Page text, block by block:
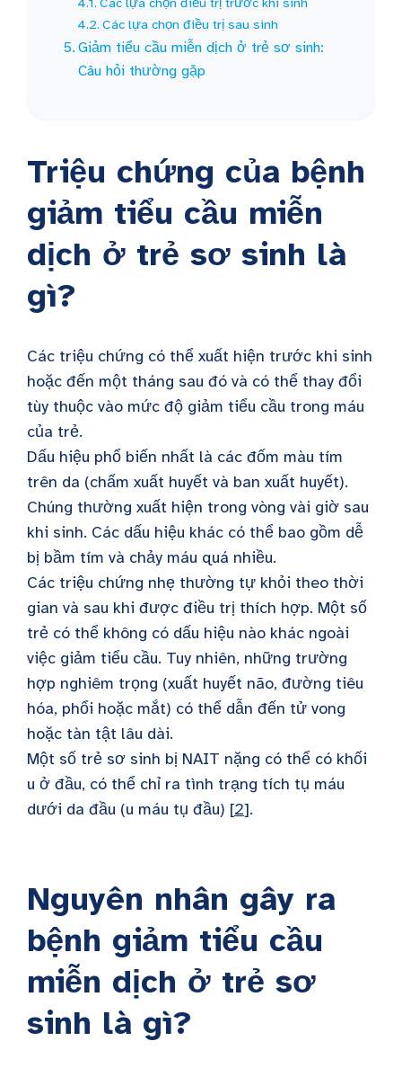
Các lựa chọn điều trị sau sinh
Giảm tiểu cầu miễn dịch ở trẻ sơ sinh:
Câu hỏi thường gặp
Triệu chứng của bệnh
giảm tiểu cầu miễn
dịch ở trẻ sơ sinh là
gì?
Các triệu chứng có thể xuất hiện trước khi sinh
hoặc đến một tháng sau đó và có thể thay đổi
tùy thuộc vào mức độ giảm tiểu cầu trong máu
của trẻ.
Dấu hiệu phổ biến nhất là các đốm màu tím
trên da (chấm xuất huyết và ban xuất huyết).
Chúng thường xuất hiện trong vòng vài giờ sau
khi sinh. Các dấu hiệu khác có thể bao gồm dễ
bị bầm tím và chảy máu quá nhiều.
Các triệu chứng nhẹ thường tự khỏi theo thời
gian và sau khi được điều trị thích hợp. Một số
trẻ có thể không có dấu hiệu nào khác ngoài
việc giảm tiểu cầu. Tuy nhiên, những trường
hợp nghiêm trọng (xuất huyết não, đường tiêu
hóa, phổi hoặc mắt) có thể dẫn đến tử vong
hoặc tàn tật lâu dài.
Một số trẻ sơ sinh bị NAIT nặng có thể có khối
u ở đầu, có thể chỉ ra tình trạng tích tụ máu
dưới da đầu (u máu tụ đầu) [2].
Nguyên nhân gây ra
bệnh giảm tiểu cầu
miễn dịch ở trẻ sơ
sinh là gì?